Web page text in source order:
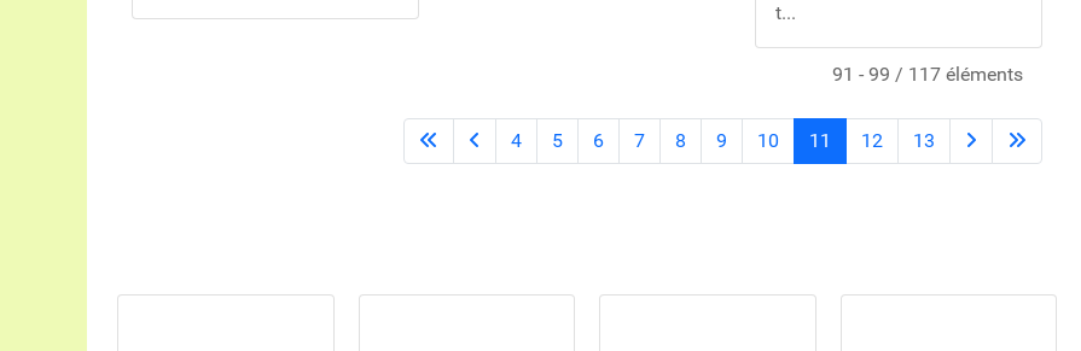
t...
91 - 99 / 117 éléments
4 5 6 7 8 9 10 11 12 13